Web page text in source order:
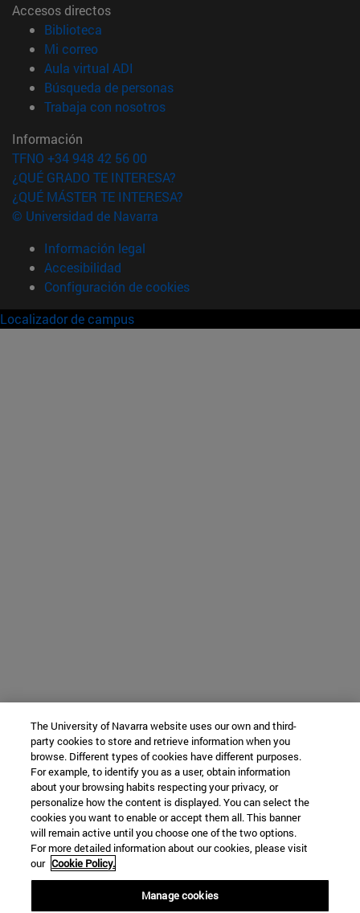
Accesos directos
Biblioteca
Mi correo(abre en nueva ventana)
Aula virtual ADI
Búsqueda de personas(abre en nueva ventana)
Trabaja con nosotros(abre en nueva ventana)
Información
TFNO +34 948 42 56 00
¿QUÉ GRADO TE INTERESA?
¿QUÉ MÁSTER TE INTERESA?
© Universidad de Navarra
Información legal
Accesibilidad
Configuración de cookies
Localizador de campus
The University of Navarra website uses our own and third-
party cookies to store and retrieve information when you
browse. Different types of cookies have different purposes.
For example, to identify you as a user, obtain information
about your browsing habits respecting your privacy, or
personalize how the content is displayed. You can select the
cookies you want to enable or accept them all. This banner
will remain active until you choose one of the two options.
For more detailed information about our cookies, please visit
our Cookie Policy.
Manage cookies